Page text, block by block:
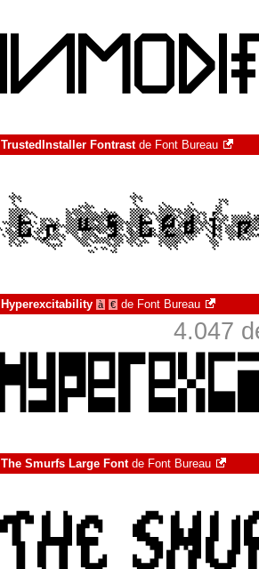
TrustedInstaller Fontrastde Font Bureau
Hyperexcitability à € de Font Bureau
4.047
The Smurfs Large Fontde Font Bureau